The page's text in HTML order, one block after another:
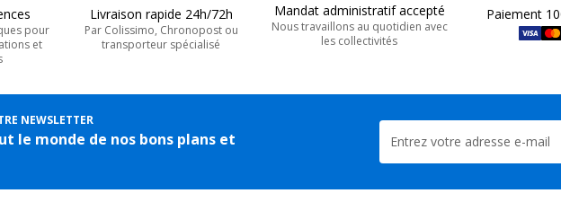
pour
et
Livraison rapide 24h/72h
Par Colissimo, Chronopost ou
transporteur spécialisé
Mandat administratif accepté
Nous travaillons au quotidien avec
les collectivités
Paiement
NEWSLETTER
le monde de nos bons plans et